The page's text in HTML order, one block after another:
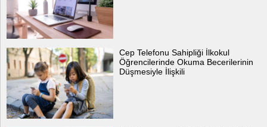
Cep Telefonu Sahipliği İlkokul
Öğrencilerinde Okuma Becerilerinin
Düşmesiyle İlişkili